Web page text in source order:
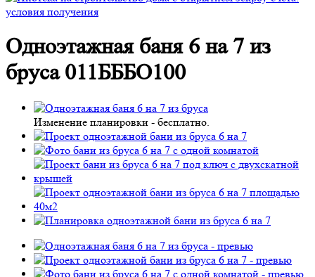
Одноэтажная баня 6 на 7 из
бруса 011БББО100
Изменение планировки - бесплатно.